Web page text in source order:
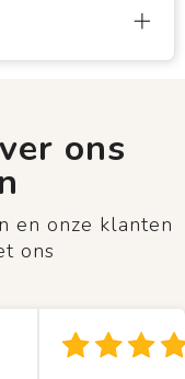
ons
en onze klanten
ons